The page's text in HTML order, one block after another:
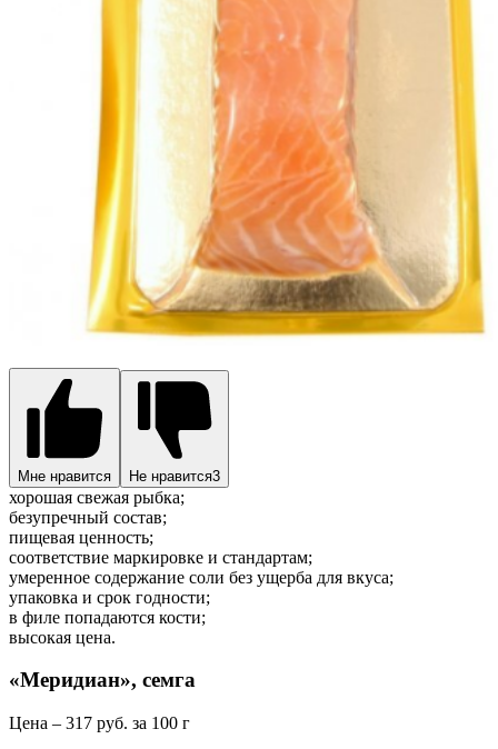
Мне нравится Не нравится3
хорошая свежая рыбка;
безупречный состав;
пищевая ценность;
соответствие маркировке и стандартам;
умеренное содержание соли без ущерба для вкуса;
упаковка и срок годности;
в филе попадаются кости;
высокая цена.
«Меридиан», семга
Цена – 317 руб. за 100 г